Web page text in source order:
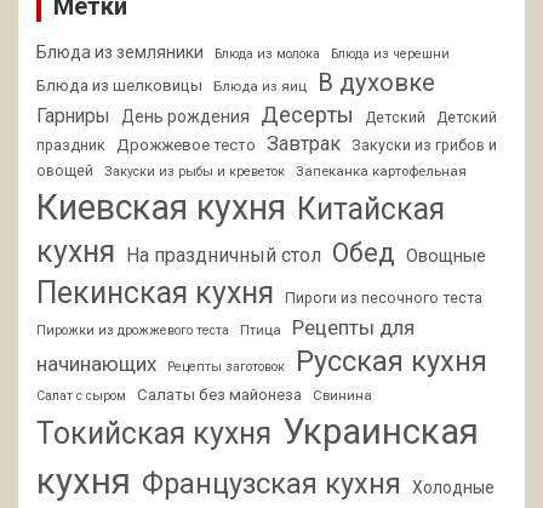
Метки
Блюда из земляники Блюда из молока Блюда из черешни
Блюда из шелковицы Блюда из яиц В духовке
Гарниры День рождения Десерты Детский
Детский
праздник
Дрожжевое тесто Завтрак
Закуски из грибов и
овощей
Закуски из рыбы и креветок Запеканка картофельная
Киевская кухня Китайская
кухня
На праздничный стол Обед Овощные
Пекинская кухня Пироги из песочного теста
Пирожки из дрожжевого теста Птица
Рецепты для
начинающих
Рецепты заготовок Русская кухня
Салат с сыром Салаты без майонеза Свинина
Токийская кухня Украинская
кухня Французская кухня
Холодные